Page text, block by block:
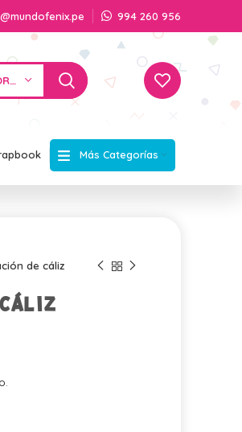
994 260 956
SELECCIONAR CATEGORÍA
Más Categorías
de cáliz